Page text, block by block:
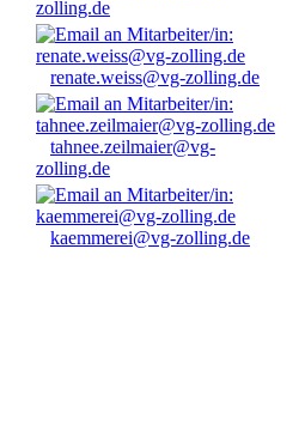
zolling.de
renate.weiss@vg-zolling.de
tahnee.zeilmaier@vg-
zolling.de
kaemmerei@vg-zolling.de